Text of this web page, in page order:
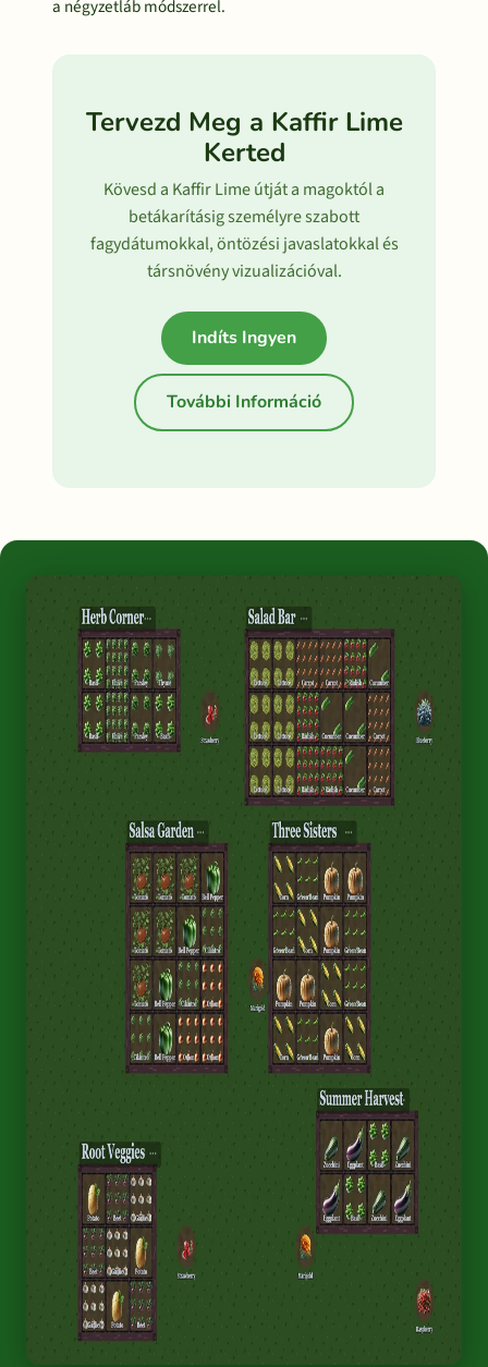
a négyzetláb módszerrel.
Tervezd Meg a Kaffir Lime
Kerted
Kövesd a Kaffir Lime útját a magoktól a
betákarításig személyre szabott
fagydátumokkal, öntözési javaslatokkal és
társnövény vizualizációval.
Indíts Ingyen
További Információ